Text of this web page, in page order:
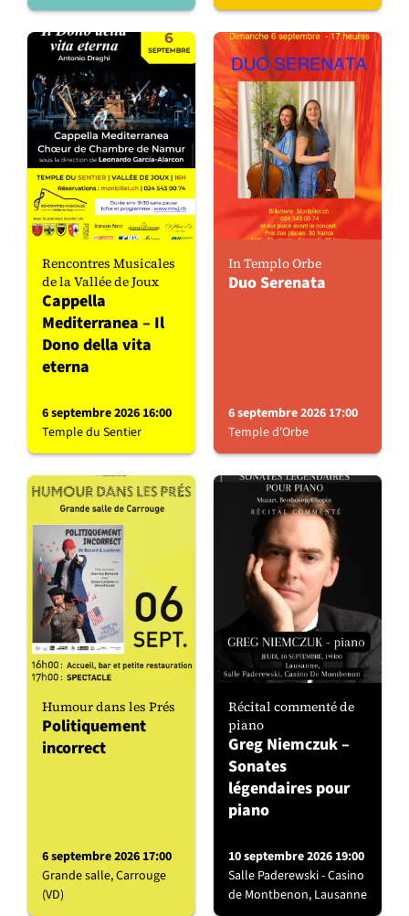
Rencontres Musicales
de la Vallée de Joux
Cappella
Mediterranea – Il
Dono della vita
eterna
6 septembre 2026 16:00
Temple du Sentier
In Templo Orbe
Duo Serenata
6 septembre 2026 17:00
Temple d'Orbe
Humour dans les Prés
Politiquement
incorrect
6 septembre 2026 17:00
Grande salle, Carrouge
(VD)
Récital commenté de
piano
Greg Niemczuk –
Sonates
légendaires pour
piano
10 septembre 2026 19:00
Salle Paderewski - Casino
de Montbenon, Lausanne